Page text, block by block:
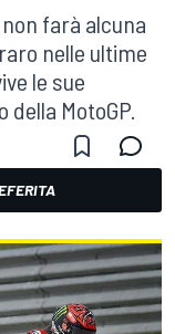
farà alcuna
nelle ultime
le sue
MotoGP.